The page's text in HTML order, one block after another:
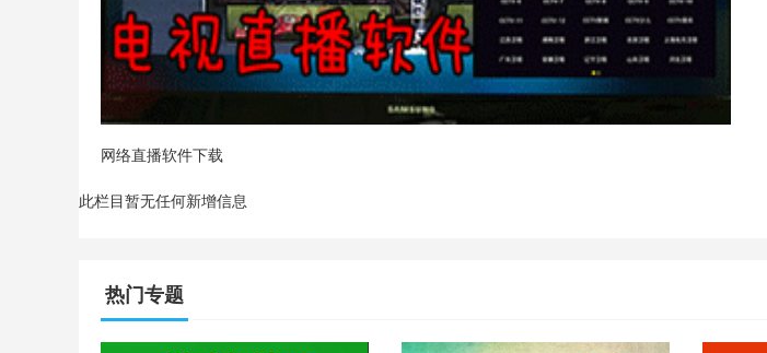
网络直播软件下载
此栏目暂无任何新增信息
热门专题